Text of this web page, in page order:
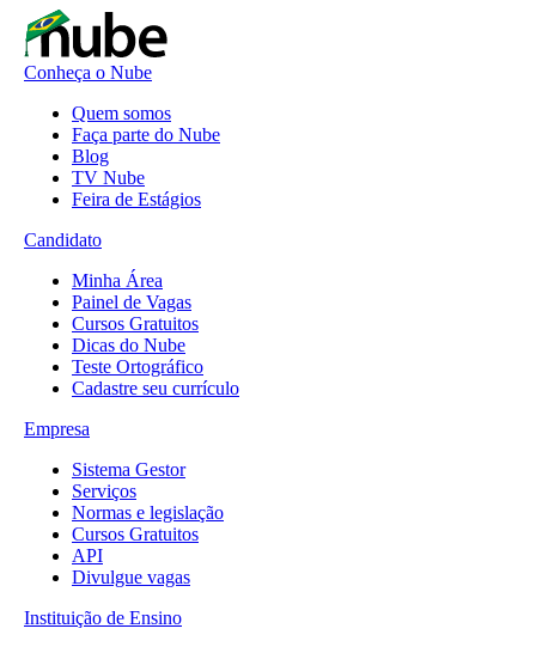
Conheça o Nube
Quem somos
Faça parte do Nube
Blog
TV Nube
Feira de Estágios
Candidato
Minha Área
Painel de Vagas
Cursos Gratuitos
Dicas do Nube
Teste Ortográfico
Cadastre seu currículo
Empresa
Sistema Gestor
Serviços
Normas e legislação
Cursos Gratuitos
API
Divulgue vagas
Instituição de Ensino